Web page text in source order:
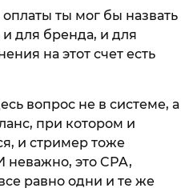
ты мог бы назвать
для бренда, и для
на этот счет есть
вопрос не в системе, а
при котором и
и стример тоже
неважно, это CPA,
равно одни и те же